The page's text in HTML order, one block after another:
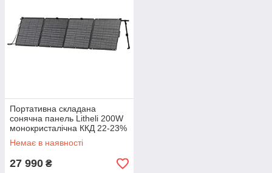
Портативна складана
сонячна панель Litheli 200W
монокристалічна ККД 22-23%
з водонепроникністю IP67
Немає в наявності
27 990 ₴